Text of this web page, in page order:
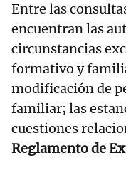
Entre las
encuentran las
circunstancias
formativo y
modificación de
familiar; las
cuestiones
Reglamento de